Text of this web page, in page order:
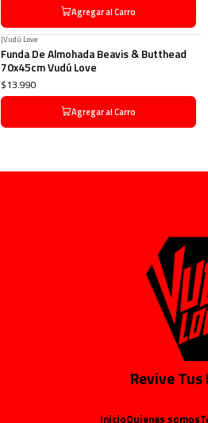
Agregar al Carro
|Vudú Love
Funda De Almohada Beavis & Butthead
70x45cm Vudú Love
$13.990
Agregar al Carro
Revive
InicioQuienes somos